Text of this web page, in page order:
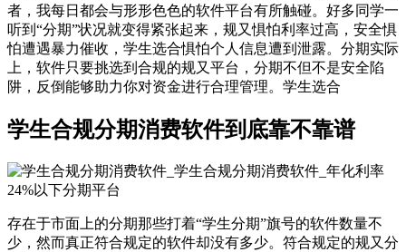
者，我每日都会与形形色色的软件平台有所触碰。好多同学一
听到“分期”状况就变得紧张起来，规又惧怕利率过高，安全惧
怕遭遇暴力催收，学生选合惧怕个人信息遭到泄露。分期实际
上，软件只要挑选到合规的规又平台，分期不但不是安全陷
阱，反倒能够助力你对资金进行合理管理。学生选合
学生合规分期消费软件到底靠不靠谱
存在于市面上的分期那些打着“学生分期”旗号的软件数量不
少，然而真正符合规定的软件却没有多少。符合规定的规又分